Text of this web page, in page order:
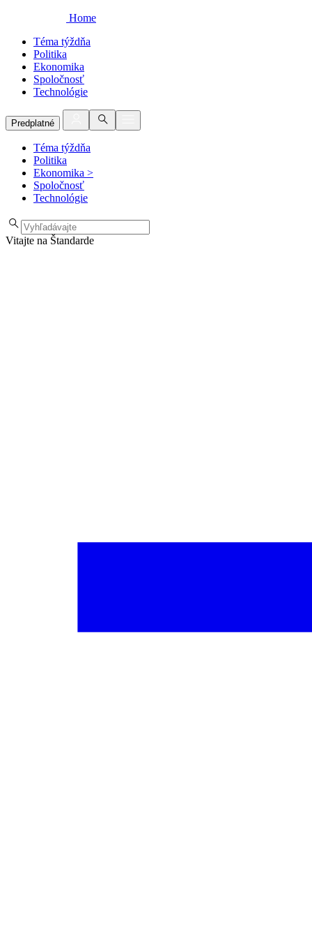
Home
Téma týždňa
Politika
Ekonomika
Spoločnosť
Technológie
Predplatné
Téma týždňa
Politika
Ekonomika >
Spoločnosť
Technológie
Vitajte na Štandarde